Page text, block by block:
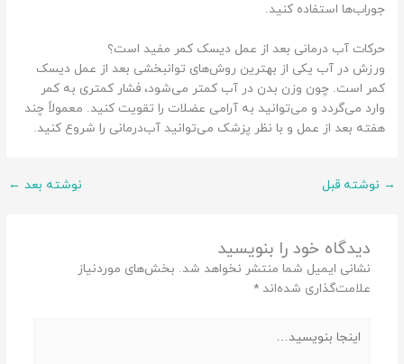
جوراب‌ها استفاده کنید.
حرکات آب درمانی بعد از عمل دیسک کمر مفید است؟
ورزش در آب یکی از بهترین روش‌های توانبخشی بعد از عمل دیسک
کمر است. چون وزن بدن در آب کمتر می‌شود، فشار کمتری به کمر
وارد می‌گردد و می‌توانید به آرامی عضلات را تقویت کنید. معمولاً چند
هفته بعد از عمل و با نظر پزشک می‌توانید آب‌درمانی را شروع کنید.
→ نوشته قبل نوشته بعد ←
دیدگاه‌ خود را بنویسید
نشانی ایمیل شما منتشر نخواهد شد. بخش‌های موردنیاز
علامت‌گذاری شده‌اند *
بنویسید…